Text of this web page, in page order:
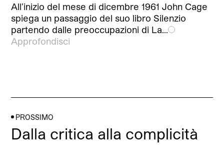
All’inizio del mese di dicembre 1961 John Cage
spiega un passaggio del suo libro Silenzio
partendo dalle preoccupazioni di La…
Approfondisci
PROSSIMO
Dalla critica alla complicità